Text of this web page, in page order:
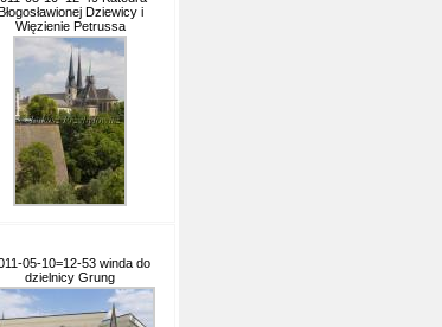
Dziewicy i
Więzienie Petrussa
05-10=12-53 winda do
dzielnicy Grung